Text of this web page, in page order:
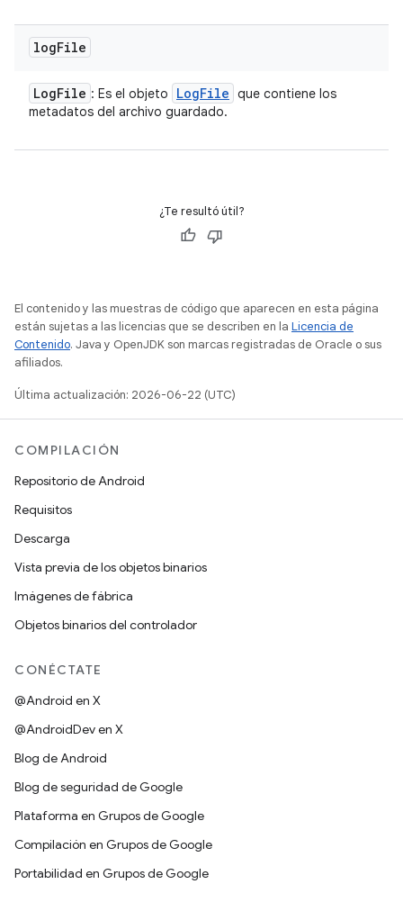
logFile
LogFile : Es el objeto LogFile que contiene los
metadatos del archivo guardado.
¿Te resultó útil?
El contenido y las muestras de código que aparecen en esta página
están sujetas a las licencias que se describen en la Licencia de
Contenido. Java y OpenJDK son marcas registradas de Oracle o sus
afiliados.
Última actualización: 2026-06-22 (UTC)
COMPILACIÓN
Repositorio de Android
Requisitos
Descarga
Vista previa de los objetos binarios
Imágenes de fábrica
Objetos binarios del controlador
CONÉCTATE
@Android en X
@AndroidDev en X
Blog de Android
Blog de seguridad de Google
Plataforma en Grupos de Google
Compilación en Grupos de Google
Portabilidad en Grupos de Google